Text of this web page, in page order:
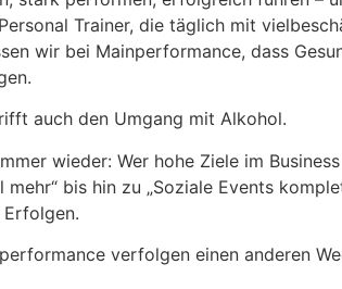
Personal Trainer, die täglich mit
wir bei Mainperformance, dass
auch den Umgang mit Alkohol.
wieder: Wer hohe Ziele im
mehr“ bis hin zu „Soziale Events
verfolgen einen anderen